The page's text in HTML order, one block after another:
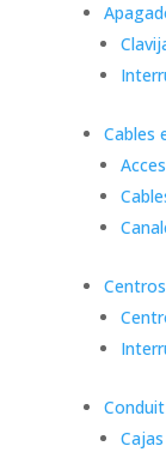
Cables